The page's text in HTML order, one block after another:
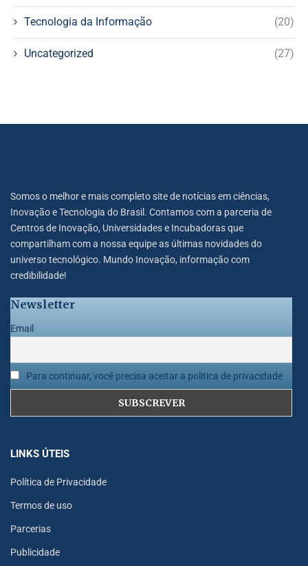
Tecnologia da Informação (20)
Uncategorized (27)
Somos o melhor e mais completo site de notícias em ciências,
Inovação e Tecnologia do Brasil. Contamos com a parceria de
Centros de Inovação, Universidades e Incubadoras que
compartilham com a nossa equipe as últimas novidades do
universo tecnológico. Mundo Inovação, informação com
credibilidade!
Newsletter
Email
Para continuar, você precisa aceitar a politica de privacidade
LINKS ÚTEIS
Política de Privacidade
Termos de uso
Parcerias
Publicidade